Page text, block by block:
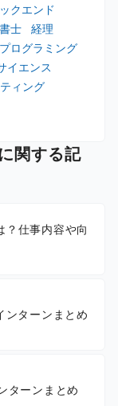
クエンド
士
経理
プログラミング
イエンス
ィング
関する記
？仕事内容や向
ンターンまとめ
ターンまとめ